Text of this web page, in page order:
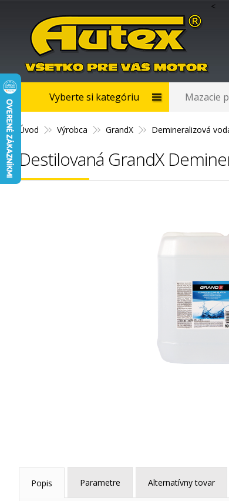
<
Úvod Výrobca GrandX Demineralizová
Destilovaná GrandX
Popis Parametre Alternatívny tovar
Vyberte si kategóriu Mazacie